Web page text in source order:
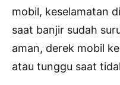
mobil, keselamatan
saat banjir sudah
aman, derek mobil
atau tunggu saat